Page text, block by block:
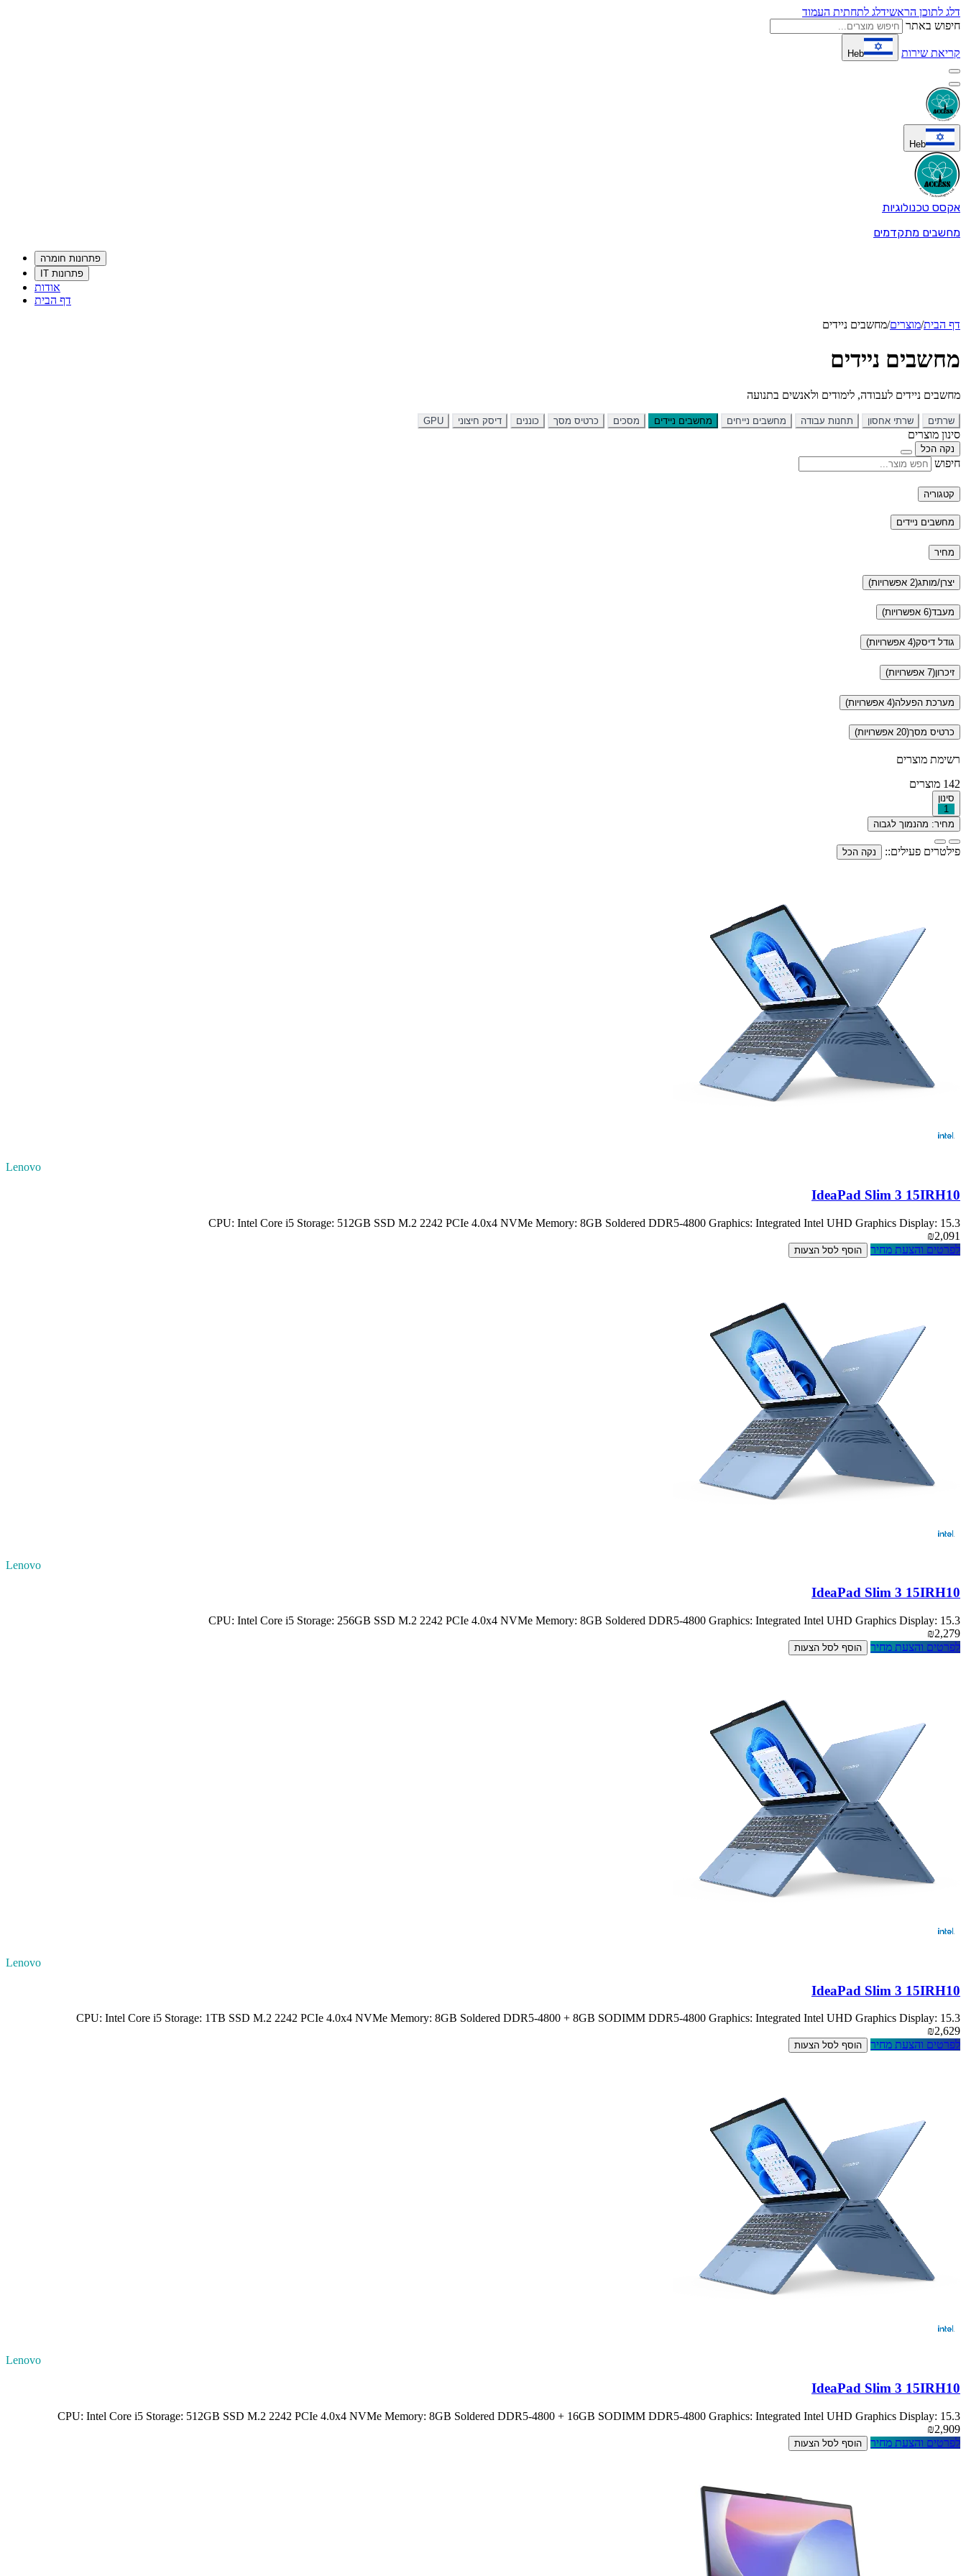
דלג לתוכן הראשידלג לתחתית העמוד
חיפוש באתר
קריאת שירות Heb
Heb
אקסס טכנולוגיות
מחשבים מתקדמים
פתרונות חומרה
פתרונות IT
אודות
דף הבית
דף הבית/מוצרים/מחשבים ניידים
מחשבים ניידים
מחשבים ניידים לעבודה, לימודים ולאנשים בתנועה
שרתים שרתי אחסון תחנות עבודה מחשבים נייחים מחשבים ניידים מסכים כרטיס מסך כוננים דיסק חיצוני GPU
סינון מוצרים
נקה הכל
חיפוש
קטגוריה
מחשבים ניידים
מחיר
יצרן/מותג(2 אפשרויות)
מעבד(6 אפשרויות)
גודל דיסק(4 אפשרויות)
זיכרון(7 אפשרויות)
מערכת הפעלה(4 אפשרויות)
כרטיס מסך(20 אפשרויות)
רשימת מוצרים
142 מוצרים
סינון
1
מחיר: מהנמוך לגבוה
פילטרים פעילים:: נקה הכל
Lenovo
IdeaPad Slim 3 15IRH10
CPU: Intel Core i5 Storage: 512GB SSD M.2 2242 PCIe 4.0x4 NVMe Memory: 8GB Soldered DDR5-4800 Graphics: Integrated Intel UHD Graphics Display: 15.3
₪2,091
לפרטים והצעת מחיר
הוסף לסל הצעות
Lenovo
IdeaPad Slim 3 15IRH10
CPU: Intel Core i5 Storage: 256GB SSD M.2 2242 PCIe 4.0x4 NVMe Memory: 8GB Soldered DDR5-4800 Graphics: Integrated Intel UHD Graphics Display: 15.3
₪2,279
לפרטים והצעת מחיר
הוסף לסל הצעות
Lenovo
IdeaPad Slim 3 15IRH10
CPU: Intel Core i5 Storage: 1TB SSD M.2 2242 PCIe 4.0x4 NVMe Memory: 8GB Soldered DDR5-4800 + 8GB SODIMM DDR5-4800 Graphics: Integrated Intel UHD Graphics Display: 15.3
₪2,629
לפרטים והצעת מחיר
הוסף לסל הצעות
Lenovo
IdeaPad Slim 3 15IRH10
CPU: Intel Core i5 Storage: 512GB SSD M.2 2242 PCIe 4.0x4 NVMe Memory: 8GB Soldered DDR5-4800 + 16GB SODIMM DDR5-4800 Graphics: Integrated Intel UHD Graphics Display: 15.3
₪2,909
לפרטים והצעת מחיר
הוסף לסל הצעות